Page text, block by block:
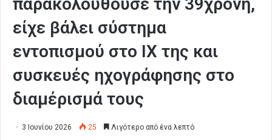
είχε βάλει σύστημα
εντοπισμού στο ΙΧ της και
συσκευές ηχογράφησης στο
διαμέρισμά τους
3 Ιουνίου 2026 25 Λιγότερο από ένα λεπτό